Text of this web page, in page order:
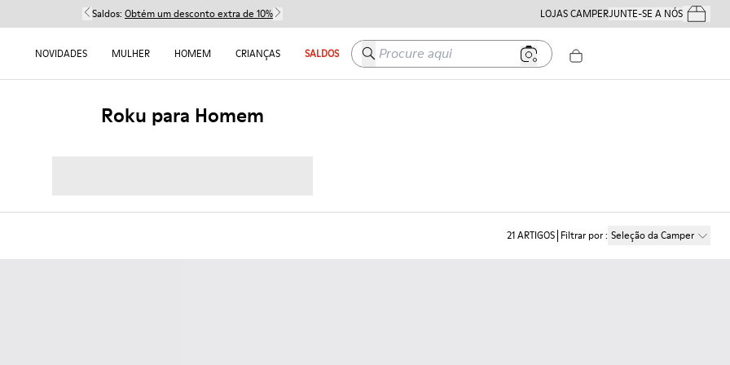
Saldos: Obtém um desconto extra de 10% LOJAS CAMPERJUNTE-SE A NÓSOs Teus
NOVIDADES MULHER HOMEM CRIANÇAS SALDOS Procure aqui
Roku para Homem
21ARTIGOS Filtrar por: Seleção da Camper